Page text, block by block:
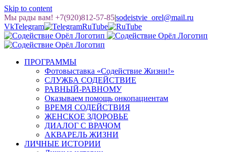
Skip to content
Мы рады вам! +7(920)812-57-85|sodeistvie_orel@mail.ru
VkTelegram RuTube
ПРОГРАММЫ
Фотовыставка «Содействие Жизни!»
СЛУЖБА СОДЕЙСТВИЕ
РАВНЫЙ-РАВНОМУ
Оказываем помощь онкопациентам
ВРЕМЯ СОДЕЙСТВИЯ
ЖЕНСКОЕ ЗДОРОВЬЕ
ДИАЛОГ С ВРАЧОМ
АКВАРЕЛЬ ЖИЗНИ
ЛИЧНЫЕ ИСТОРИИ